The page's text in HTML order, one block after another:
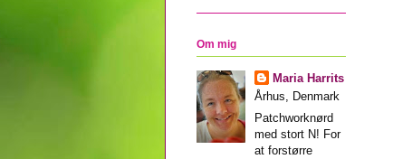
Om mig
Maria Harrits
Århus, Denmark
Patchworknørd
med stort N! For
at forstørre